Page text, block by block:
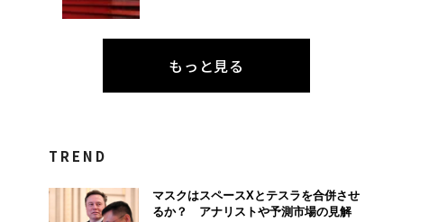
もっと見る
TREND
マスクはスペースXとテスラを合併させ
るか？ アナリストや予測市場の見解